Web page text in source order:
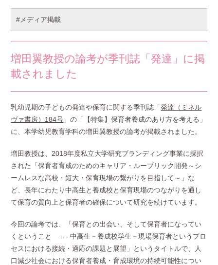
#メディア掲載
増田翼教授の論考が季刊誌「発達」に掲
載されました
乳幼児期の子どもの発達や保育に関する季刊誌「発達（ミネル
ヴァ書房）184号 」の「
【特集】保育者養成のあり方を考える」
に、本学幼児教育学科の増田翼教授の論考が掲載されました。
増田教授は、2018年度私立大学研究ブランディング事業に採択
された「保育者育成のためのキャリア・ルーブリック開発～シ
ームレスな高校・短大・保育現場の繋がりを目指して～」な
ど、長年にわたり中高生と養成校と保育現場のつながりを通し
て保育の質向上と保育者の確保について研究を続けています。
今回の論考では、「保育との出会い、そして保育者になってい
くということ ---- 中高生－養成校学生－現場保育者というプロ
セスにおける接続・適応の課題と展望」というタイトルで、人
口減少社会における保育者養成・育成環境の持続可能性につい